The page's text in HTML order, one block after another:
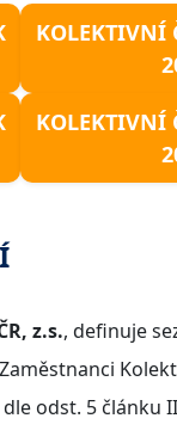
KOLEKTIVNÍ
KOLEKTIVNÍ
z.s., definuje
odst. 5 článku